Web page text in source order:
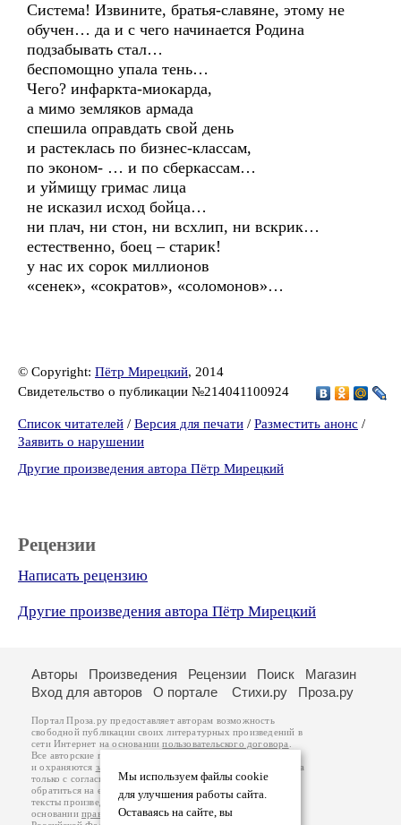
Система! Извините, братья-славяне, этому не
обучен… да и с чего начинается Родина
подзабывать стал…
беспомощно упала тень…
Чего? инфаркта-миокарда,
а мимо земляков армада
спешила оправдать свой день
и растеклась по бизнес-классам,
по эконом- … и по сберкассам…
и уймищу гримас лица
не исказил исход бойца…
ни плач, ни стон, ни всхлип, ни вскрик…
естественно, боец – старик!
у нас их сорок миллионов
«сенек», «сократов», «соломонов»…
© Copyright: Пётр Мирецкий, 2014
Свидетельство о публикации №214041100924
Список читателей / Версия для печати / Разместить анонс /
Заявить о нарушении
Другие произведения автора Пётр Мирецкий
Рецензии
Написать рецензию
Другие произведения автора Пётр Мирецкий
Мы используем файлы cookie
для улучшения работы сайта.
Оставаясь на сайте, вы
Авторы Произведения Рецензии Поиск
Магазин
Вход для авторов
О портале Стихи.ру Проза.ру
Портал Проза.ру предоставляет авторам возможность
свободной публикации своих литературных произведений в
сети Интернет на основаниипользовательского договора
Все авторские права на произведения принадлежат авторам
и охраняются законом
. Перепечатка произведений возможна
только с согласия его автора, к которому вы можете
обратиться на его авторской странице. Ответственность за
тексты произведений авторы несут самостоятельно на
основанииправил публикацииизаконодательства